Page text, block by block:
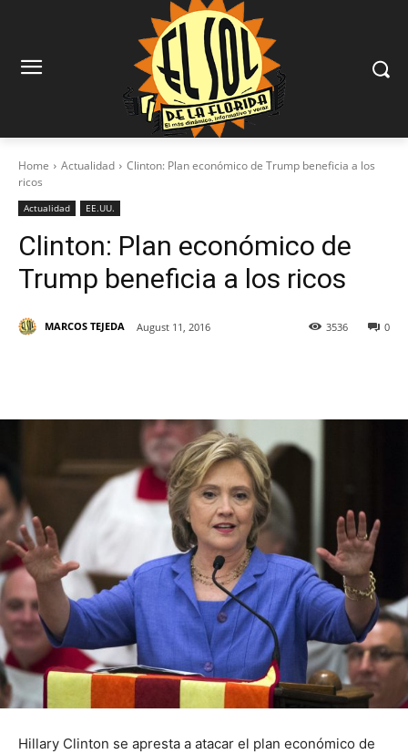
Home Actualidad
Clinton: Plan económico de Trump beneficia a los
ricos
Actualidad EE.UU.
Clinton: Plan económico de
Trump beneficia a los ricos
MARCOS TEJEDA August 11, 2016 0
3536
Hillary Clinton se apresta a atacar el plan económico de